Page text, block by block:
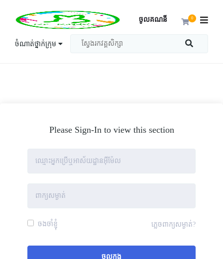
ចំណាត់ថ្នាក់ក្រុម
0
ចូលគណនី
Please Sign-In to view this section
ចងចាំខ្ញុំ ភ្លេចពាក្យសម្ងាត់?